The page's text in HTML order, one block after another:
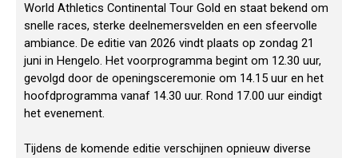
World Athletics Continental Tour Gold en staat bekend om
snelle races, sterke deelnemersvelden en een sfeervolle
ambiance. De editie van 2026 vindt plaats op zondag 21
juni in Hengelo. Het voorprogramma begint om 12.30 uur,
gevolgd door de openingsceremonie om 14.15 uur en het
hoofdprogramma vanaf 14.30 uur. Rond 17.00 uur eindigt
het evenement.
Tijdens de komende editie verschijnen opnieuw diverse